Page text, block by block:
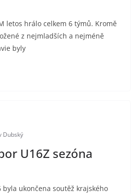
letos hrálo celkem 6 týmů. Kromě
z nejmladších a nejméně
byly
Dubský
U16Z sezóna
byla ukončena soutěž krajského